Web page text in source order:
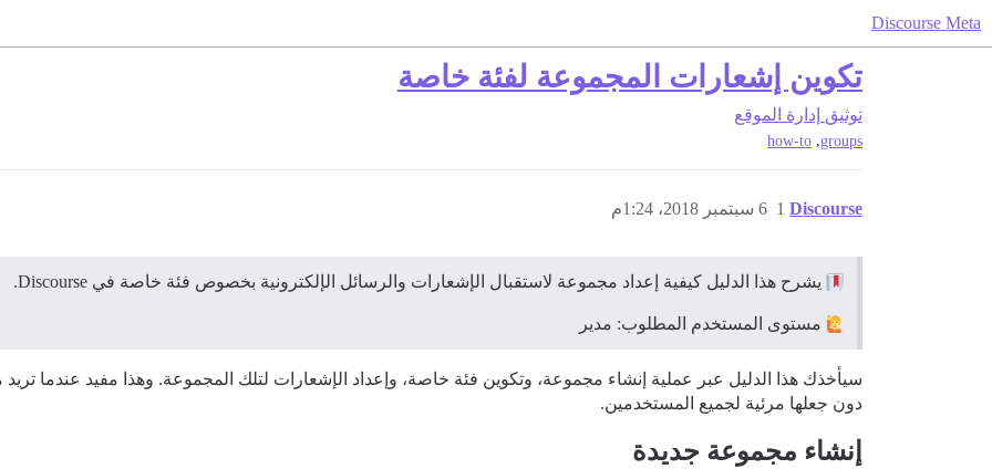
Discourse Meta
تكوين إشعارات المجموعة لفئة خاصة
توثيق إدارة الموقع
groups
,
how-to
Discourse 6 سبتمبر 2018، 1:24م 1
يشرح هذا الدليل كيفية إعداد مجموعة لاستقبال الإشعارات والرسائل الإلكترونية بخصوص فئة خاصة في Discourse.
مستوى المستخدم المطلوب: مدير
سيأخذك هذا الدليل عبر عملية إنشاء مجموعة، وتكوين فئة خاصة، وإعداد الإشعارات لتلك المجموعة. وهذا مفيد عندما
دون جعلها مرئية لجميع المستخدمين.
إنشاء مجموعة جديدة